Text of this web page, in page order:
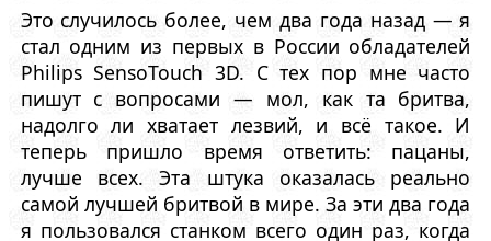
Это случилось более, чем два года назад — я
стал одним из первых в России обладателей
Philips SensoTouch 3D. С тех пор мне часто
пишут с вопросами — мол, как та бритва,
надолго ли хватает лезвий, и всё такое. И
теперь пришло время ответить: пацаны,
лучше всех. Эта штука оказалась реально
самой лучшей бритвой в мире. За эти два года
я пользовался станком всего один раз, когда